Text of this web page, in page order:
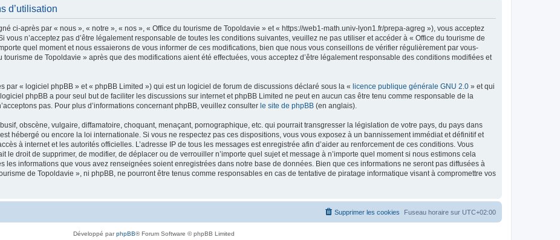
d’utilisation
ci-après par « nous », « notre », « nos », « Office du tourisme de Topoldavie » et « https://web1-math.univ-lyon1.fr/prepa-agreg »), vous acceptez
vous n’acceptez pas d’être légalement responsable de toutes les conditions suivantes, veuillez ne pas utiliser et accéder à « Office du tourisme de
quel moment et nous essaierons de vous informer de ces modifications, bien que nous vous conseillons de vérifier régulièrement par vous-
de Topoldavie » après que des modifications aient été effectuées, vous acceptez d’être légalement responsable des conditions modifiées et
par « logiciel phpBB » et « phpBB Limited ») qui est un logiciel de forum de discussions déclaré sous la « licence publique générale GNU 2.0 » et qui
phpBB a pour seul but de faciliter les discussions sur internet et phpBB Limited ne peut en aucun cas être tenu comme responsable de la
pas. Pour plus d’informations concernant phpBB, veuillez consulter le site de phpBB (en anglais).
obscène, vulgaire, diffamatoire, choquant, menaçant, pornographique, etc. qui pourrait transgresser la législation de votre pays, du pays dans
hébergé ou encore la loi internationale. Si vous ne respectez pas ces dispositions, vous vous exposez à un bannissement immédiat et définitif et
à internet et les autorités officielles. L’adresse IP de tous les messages est enregistrée afin d’aider au renforcement de ces conditions. Vous
le droit de supprimer, de modifier, de déplacer ou de verrouiller n’importe quel sujet et message à n’importe quel moment si nous estimons cela
les informations que vous avez renseignées soient enregistrées dans notre base de données. Bien que ces informations ne seront pas diffusées à
de Topoldavie », ni phpBB, ne pourront être tenus comme responsables en cas de tentative de piratage informatique visant à compromettre vos
Fuseau horaire sur UTC+02:00
Supprimer les cookies
Développé parphpBB® Forum Software © phpBB Limited